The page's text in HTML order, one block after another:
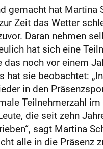
gemacht hat
Zeit das Wetter
Daran nehmen
hat sich eine
das noch vor einem
hat sie beobachtet:
in den
Teilnehmerzahl
die seit zehn
sagt Martina
alle in die Präsenz